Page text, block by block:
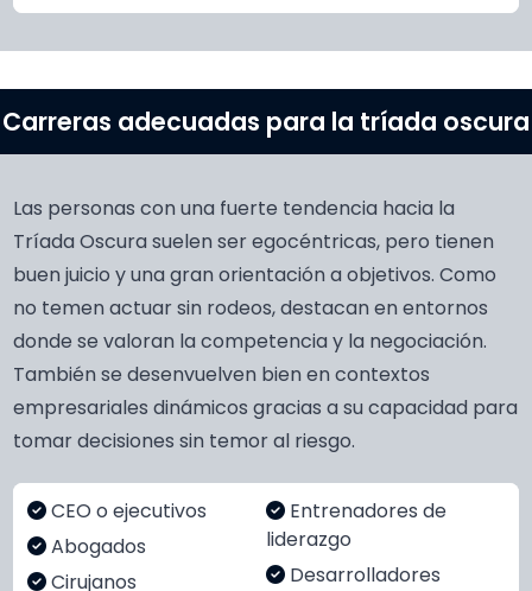
Carreras adecuadas para la tríada oscura
Las personas con una fuerte tendencia hacia la
Tríada Oscura suelen ser egocéntricas, pero tienen
buen juicio y una gran orientación a objetivos. Como
no temen actuar sin rodeos, destacan en entornos
donde se valoran la competencia y la negociación.
También se desenvuelven bien en contextos
empresariales dinámicos gracias a su capacidad para
tomar decisiones sin temor al riesgo.
CEO o ejecutivos
Abogados
Cirujanos
Entrenadores de
liderazgo
Desarrolladores